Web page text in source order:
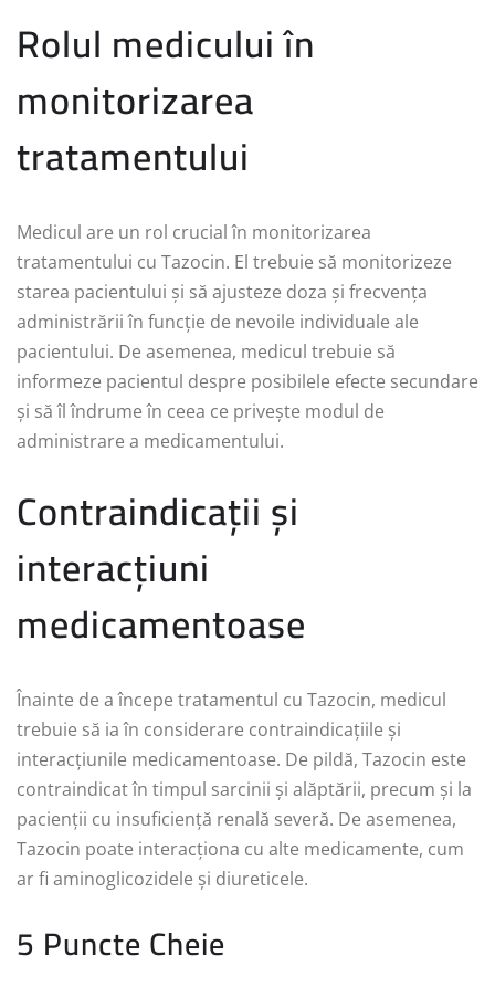
Rolul medicului în
monitorizarea
tratamentului
Medicul are un rol crucial în monitorizarea
tratamentului cu Tazocin. El trebuie să monitorizeze
starea pacientului și să ajusteze doza și frecvența
administrării în funcție de nevoile individuale ale
pacientului. De asemenea, medicul trebuie să
informeze pacientul despre posibilele efecte secundare
și să îl îndrume în ceea ce privește modul de
administrare a medicamentului.
Contraindicații și
interacțiuni
medicamentoase
Înainte de a începe tratamentul cu Tazocin, medicul
trebuie să ia în considerare contraindicațiile și
interacțiunile medicamentoase. De pildă, Tazocin este
contraindicat în timpul sarcinii și alăptării, precum și la
pacienții cu insuficiență renală severă. De asemenea,
Tazocin poate interacționa cu alte medicamente, cum
ar fi aminoglicozidele și diureticele.
5 Puncte Cheie